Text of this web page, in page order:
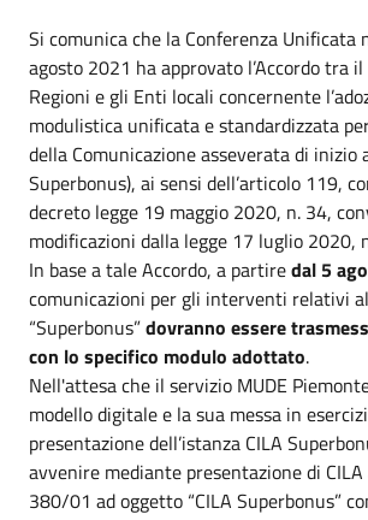
Si comunica che la Conferenza Unificata
agosto 2021 ha approvato l’Accordo tra
Regioni e gli Enti locali concernente
modulistica unificata e standardizzata
della Comunicazione asseverata di inizio
Superbonus), ai sensi dell’articolo 119,
decreto legge 19 maggio 2020, n. 34,
modificazioni dalla legge 17 luglio 2020,
In base a tale Accordo, a partiredal 5
comunicazioni per gli interventi relativi
“Superbonus”dovranno essere
con lo specifico modulo adottato.
Nell'attesa che il servizio MUDE
modello digitale e la sua messa in
presentazione dell’istanza CILA
avvenire mediante presentazione di CILA
380/01 ad oggetto “CILA Superbonus”